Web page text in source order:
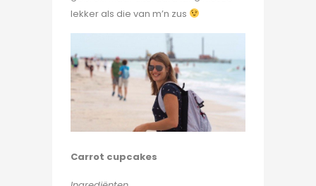
lekker als die van m’n zus
Carrot cupcakes